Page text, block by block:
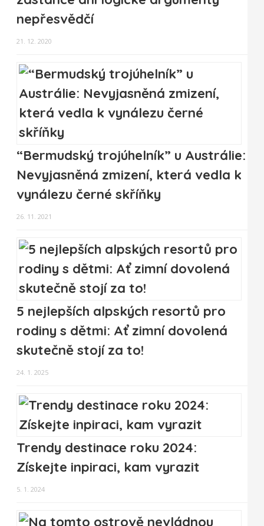
nepřesvědčí
21. 12. 2020
“Bermudský trojúhelník” u Austrálie:
Nevyjasněná zmizení, která vedla k
vynálezu černé skříňky
26. 11. 2021
5 nejlepších alpských resortů pro
rodiny s dětmi: Ať zimní dovolená
skutečně stojí za to!
24. 1. 2025
Trendy destinace roku 2024:
Získejte inpiraci, kam vyrazit
5. 1. 2024